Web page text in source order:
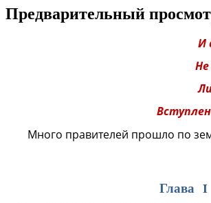
Предварительный
И стоит
Не
Лишь иногда
Много правителей прошло по
Глава I